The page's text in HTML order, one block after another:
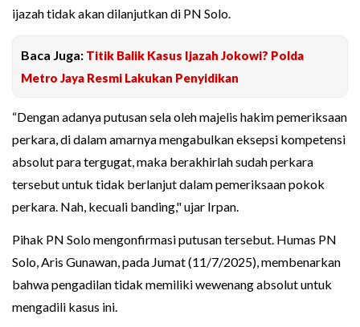
ijazah tidak akan dilanjutkan di PN Solo.
Baca Juga: Titik Balik Kasus Ijazah Jokowi? Polda
Metro Jaya Resmi Lakukan Penyidikan
“Dengan adanya putusan sela oleh majelis hakim pemeriksaan
perkara, di dalam amarnya mengabulkan eksepsi kompetensi
absolut para tergugat, maka berakhirlah sudah perkara
tersebut untuk tidak berlanjut dalam pemeriksaan pokok
perkara. Nah, kecuali banding," ujar Irpan.
Pihak PN Solo mengonfirmasi putusan tersebut. Humas PN
Solo, Aris Gunawan, pada Jumat (11/7/2025), membenarkan
bahwa pengadilan tidak memiliki wewenang absolut untuk
mengadili kasus ini.